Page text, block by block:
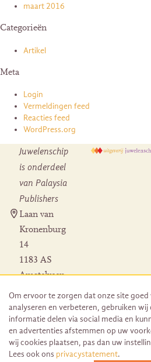
maart 2016
Categorieën
Artikel
Meta
Login
Vermeldingen feed
Reacties feed
WordPress.org
Juwelenschip
is onderdeel
van Palaysia
Publishers
Laan van
Kronenburg
14
1183 AS
Amstelveen
Herroeping
bestelling
Om ervoor te zorgen dat onze site
analyseren en verbeteren, gebruiken
informatie delen via social media en
en advertenties afstemmen op uw
wij cookies plaatsen, pas dan uw
Lees ook ons privacystatement.